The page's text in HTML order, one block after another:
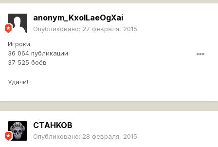
anonym_KxoILaeOgXai
Опубликовано: 27 февраля, 2015
Игроки
36 064 публикации
37 525 боёв
Удачи!
CTAHKOB
Опубликовано: 28 февраля, 2015